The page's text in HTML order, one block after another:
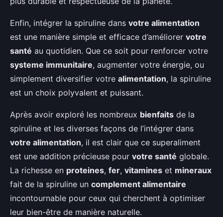
Enfin, intégrer la spiruline dans votre alimentation
est une manière simple et efficace d’améliorer votre
santé au quotidien. Que ce soit pour renforcer votre
systeme immunitaire, augmenter votre énergie, ou
simplement diversifier votre alimentation, la spiruline
est un choix polyvalent et puissant.
Après avoir exploré les nombreux bienfaits de la
spiruline et les diverses façons de l’intégrer dans
votre alimentation, il est clair que ce superaliment
est une addition précieuse pour votre santé globale.
La richesse en proteines, fer, vitamines et mineraux
fait de la spiruline un complement alimentaire
incontournable pour ceux qui cherchent à optimiser
leur bien-être de manière naturelle.